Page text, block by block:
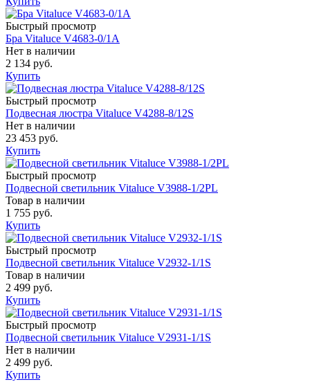
Быстрый просмотр
Бра Vitaluce V4683-0/1A
Нет в наличии
2 134 руб.
Купить
Быстрый просмотр
Подвесная люстра Vitaluce V4288-8/12S
Нет в наличии
23 453 руб.
Купить
Быстрый просмотр
Подвесной светильник Vitaluce V3988-1/2PL
Товар в наличии
1 755 руб.
Купить
Быстрый просмотр
Подвесной светильник Vitaluce V2932-1/1S
Товар в наличии
2 499 руб.
Купить
Быстрый просмотр
Подвесной светильник Vitaluce V2931-1/1S
Нет в наличии
2 499 руб.
Купить